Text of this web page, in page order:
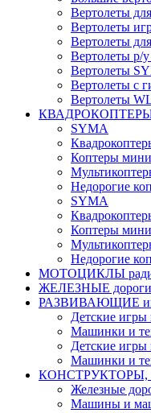
Вертолеты
Вертолеты
Вертолеты
Вертолеты р/
Вертолеты
Вертолеты с
Вертолеты
КВАДРОКОПТЕРЫ
SYMA
Коптеры мини
Недорогие
SYMA
Коптеры мини
Недорогие
МОТОЦИКЛЫ
ЖЕЛЕЗНЫЕ дороги
РАЗВИВАЮЩИЕ
Детские игры
Машинки и
Детские игры
Машинки и
КОНСТРУКТОРЫ,
Железные
Машины и